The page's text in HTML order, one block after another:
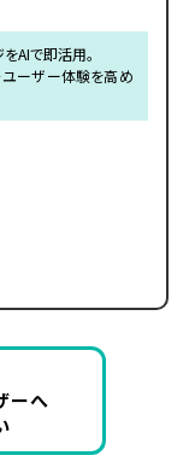
AIで即活用。
ユーザー体験を高め
ーへ